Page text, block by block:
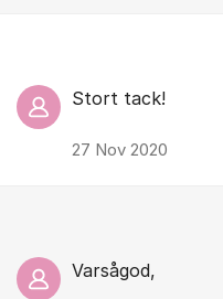
Stort tack!
27 Nov 2020
Varsågod,